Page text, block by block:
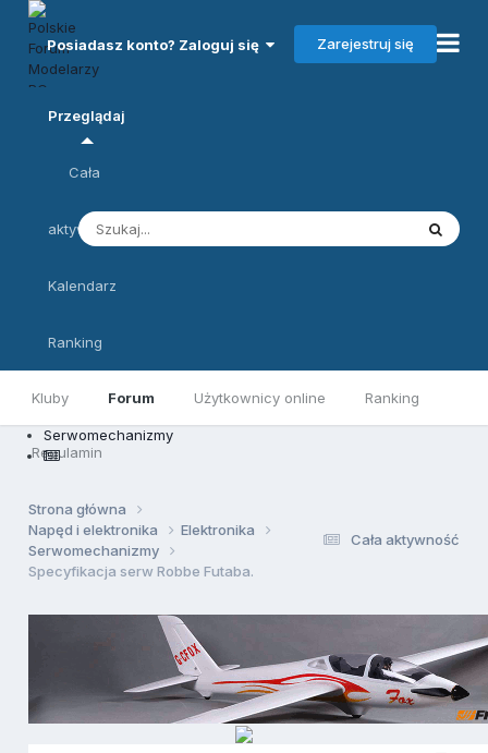
Posiadasz konto? Zaloguj się Zarejestruj się
Przeglądaj
Kluby Forum Użytkownicy online Ranking
Regulamin
Cała
aktywność
Kalendarz
Ranking
Serwomechanizmy
Cała aktywność
Strona główna
Napęd i elektronika
Elektronika
Serwomechanizmy
Specyfikacja serw Robbe Futaba.